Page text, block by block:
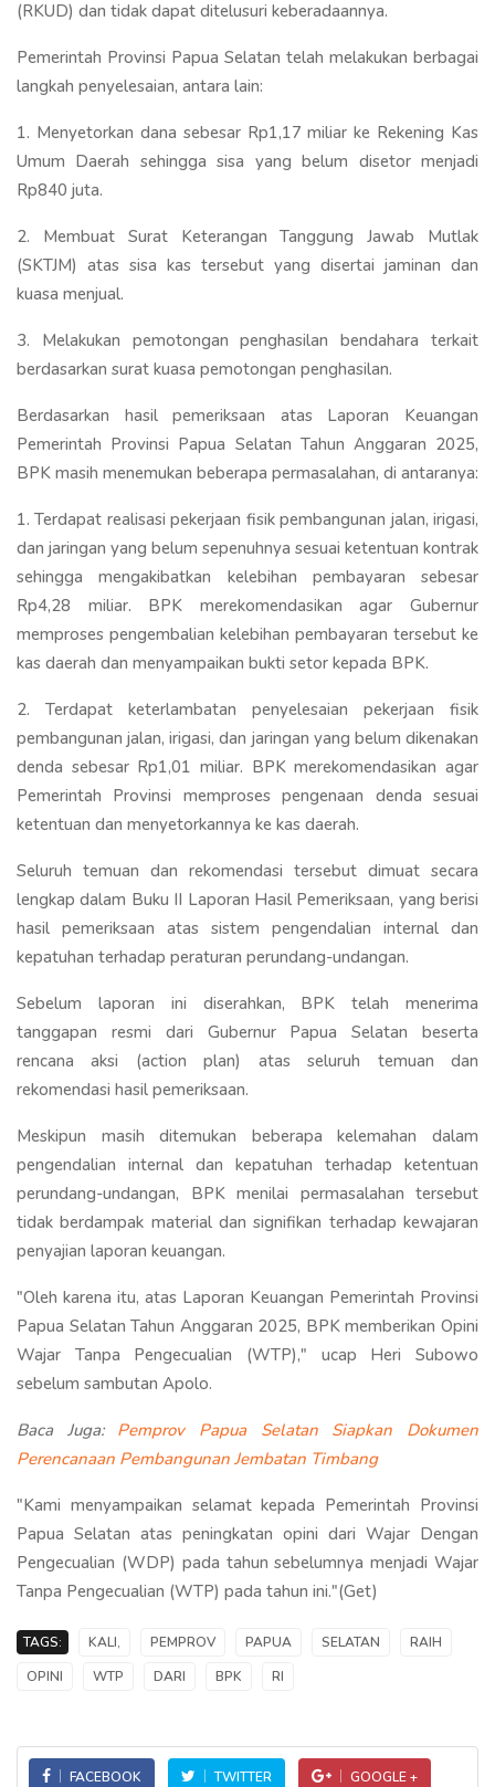
(RKUD) dan tidak dapat ditelusuri keberadaannya.
Pemerintah Provinsi Papua Selatan telah melakukan berbagai
langkah penyelesaian, antara lain:
1. Menyetorkan dana sebesar Rp1,17 miliar ke Rekening Kas
Umum Daerah sehingga sisa yang belum disetor menjadi
Rp840 juta.
2. Membuat Surat Keterangan Tanggung Jawab Mutlak
(SKTJM) atas sisa kas tersebut yang disertai jaminan dan
kuasa menjual.
3. Melakukan pemotongan penghasilan bendahara terkait
berdasarkan surat kuasa pemotongan penghasilan.
Berdasarkan hasil pemeriksaan atas Laporan Keuangan
Pemerintah Provinsi Papua Selatan Tahun Anggaran 2025,
BPK masih menemukan beberapa permasalahan, di antaranya:
1. Terdapat realisasi pekerjaan fisik pembangunan jalan, irigasi,
dan jaringan yang belum sepenuhnya sesuai ketentuan kontrak
sehingga mengakibatkan kelebihan pembayaran sebesar
Rp4,28 miliar. BPK merekomendasikan agar Gubernur
memproses pengembalian kelebihan pembayaran tersebut ke
kas daerah dan menyampaikan bukti setor kepada BPK.
2. Terdapat keterlambatan penyelesaian pekerjaan fisik
pembangunan jalan, irigasi, dan jaringan yang belum dikenakan
denda sebesar Rp1,01 miliar. BPK merekomendasikan agar
Pemerintah Provinsi memproses pengenaan denda sesuai
ketentuan dan menyetorkannya ke kas daerah.
Seluruh temuan dan rekomendasi tersebut dimuat secara
lengkap dalam Buku II Laporan Hasil Pemeriksaan, yang berisi
hasil pemeriksaan atas sistem pengendalian internal dan
kepatuhan terhadap peraturan perundang-undangan.
Sebelum laporan ini diserahkan, BPK telah menerima
tanggapan resmi dari Gubernur Papua Selatan beserta
rencana aksi (action plan) atas seluruh temuan dan
rekomendasi hasil pemeriksaan.
Meskipun masih ditemukan beberapa kelemahan dalam
pengendalian internal dan kepatuhan terhadap ketentuan
perundang-undangan, BPK menilai permasalahan tersebut
tidak berdampak material dan signifikan terhadap kewajaran
penyajian laporan keuangan.
"Oleh karena itu, atas Laporan Keuangan Pemerintah Provinsi
Papua Selatan Tahun Anggaran 2025, BPK memberikan Opini
Wajar Tanpa Pengecualian (WTP)," ucap Heri Subowo
sebelum sambutan Apolo.
Baca Juga: Pemprov Papua Selatan Siapkan Dokumen
Perencanaan Pembangunan Jembatan Timbang
"Kami menyampaikan selamat kepada Pemerintah Provinsi
Papua Selatan atas peningkatan opini dari Wajar Dengan
Pengecualian (WDP) pada tahun sebelumnya menjadi Wajar
Tanpa Pengecualian (WTP) pada tahun ini."(Get)
TAGS: KALI, PEMPROV PAPUA SELATAN
RAIH
OPINI
WTP DARI BPK RI
FACEBOOK TWITTER GOOGLE +